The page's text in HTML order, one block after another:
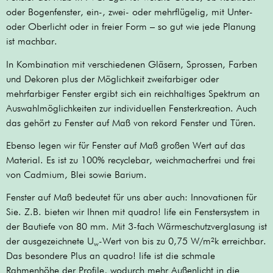
oder Bogenfenster, ein-, zwei- oder mehrflügelig, mit Unter-
oder Oberlicht oder in freier Form – so gut wie jede Planung
ist machbar.
In Kombination mit verschiedenen Gläsern, Sprossen, Farben
und Dekoren plus der Möglichkeit zweifarbiger oder
mehrfarbiger Fenster ergibt sich ein reichhaltiges Spektrum an
Auswahlmöglichkeiten zur individuellen Fensterkreation. Auch
das gehört zu Fenster auf Maß von rekord Fenster und Türen.
Ebenso legen wir für Fenster auf Maß großen Wert auf das
Material. Es ist zu 100% recyclebar, weichmacherfrei und frei
von Cadmium, Blei sowie Barium.
Fenster auf Maß bedeutet für uns aber auch: Innovationen für
Sie. Z.B. bieten wir Ihnen mit quadro! life ein Fenstersystem in
der Bautiefe von 80 mm. Mit 3-fach Wärmeschutzverglasung ist
der ausgezeichnete Uw-Wert von bis zu 0,75 W/m²k erreichbar.
Das besondere Plus an quadro! life ist die schmale